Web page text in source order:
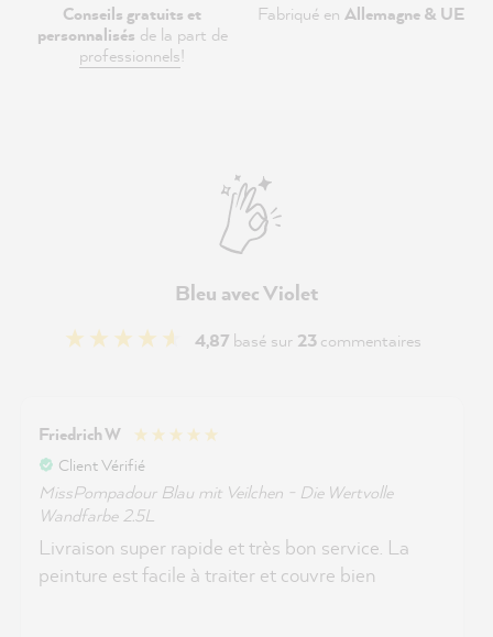
Conseils gratuits et
personnalisés de la part de
professionnels!
Fabriqué en Allemagne & UE
Bleu avec Violet
4,87 basé sur 23commentaires
Friedrich W
Client Vérifié
MissPompadour Blau mit Veilchen - Die Wertvolle
Wandfarbe 2.5L
Livraison super rapide et très bon service. La
peinture est facile à traiter et couvre bien